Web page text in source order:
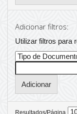
Adicionar filtros:
Utilizar filtros para
Resultados/Página